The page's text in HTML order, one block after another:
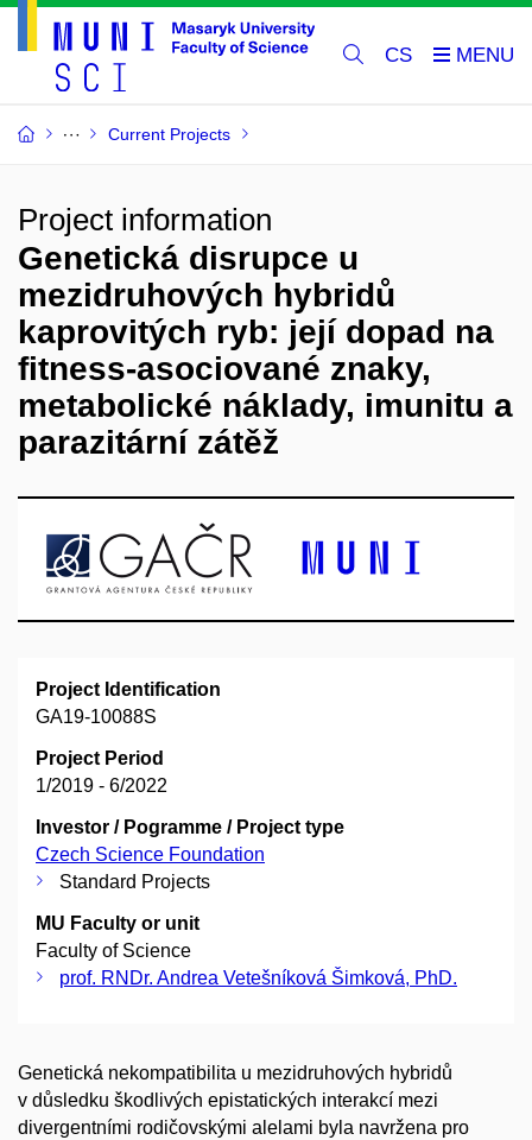
CS
Current Projects
Project information
Genetická disrupce u
mezidruhových hybridů
kaprovitých ryb: její dopad na
fitness-asociované znaky,
metabolické náklady, imunitu a
parazitární zátěž
Project Identification
GA19-10088S
Project Period
1/2019 - 6/2022
Investor / Pogramme / Project type
Czech Science Foundation
Standard Projects
MU Faculty or unit
Faculty of Science
prof. RNDr. Andrea Vetešníková Šimková, PhD.
Genetická nekompatibilita u mezidruhových hybridů
v důsledku škodlivých epistatických interakcí mezi
divergentními rodičovskými alelami byla navržena pro